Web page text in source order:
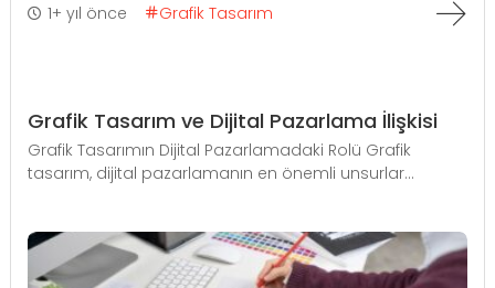
1+ yıl önce Grafik Tasarım
Grafik Tasarım ve Dijital Pazarlama İlişkisi
Grafik Tasarımın Dijital Pazarlamadaki Rolü Grafik
tasarım, dijital pazarlamanın en önemli unsurlar...